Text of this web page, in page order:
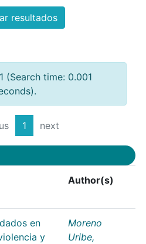
resultados
(Search time: 0.001
1 next
Author(s)
en
y
Moreno
Uribe,